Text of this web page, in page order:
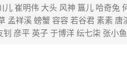
儿 崔明伟 大头 风神 簋儿 哈奇兔
孟祥溪 螃蟹 容容 若谷君 素素 唐
彦平 英子 于博洋 纭七柒 张小鱼